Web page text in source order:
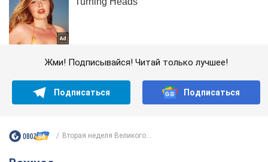
Жми! Подписывайся! Читай только лучшее!
Подписаться Подписаться
Вторая неделя Великого...